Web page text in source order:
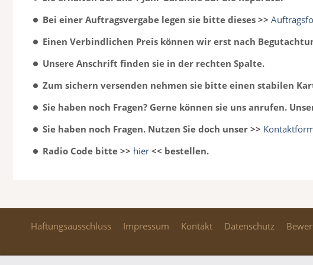
Bei einer Auftragsvergabe legen sie bitte dieses >>
Einen Verbindlichen Preis können wir erst nach
Unsere Anschrift finden sie in der rechten Spalte.
Zum sichern versenden nehmen sie bitte einen stabilen
Sie haben noch Fragen? Gerne können sie uns anrufen.
Sie haben noch Fragen. Nutzen Sie doch unser >>
Radio Code bitte >> hier << bestellen.
Haftungsausschluss Impressum Kontakt Datenschutz